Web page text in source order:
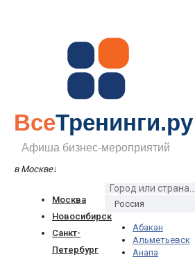
ВсеТренинги.ру
Афиша бизнес-мероприятий
в Москве↓
Москва
Новосибирск
Санкт-
Петербург
Абакан
Альметьевск
Анапа